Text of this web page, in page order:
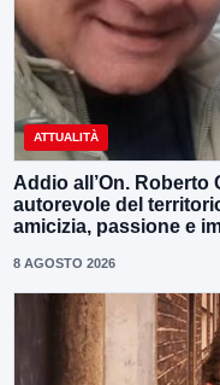
ATTUALITÀ
Addio all’On.
autorevole del
amicizia, passione e
8 AGOSTO 2026